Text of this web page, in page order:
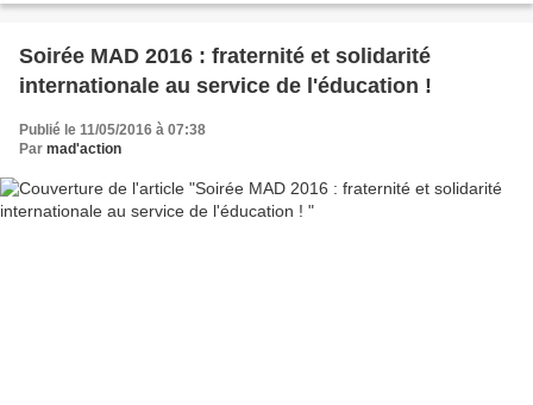
Soirée MAD 2016 : fraternité et solidarité
internationale au service de l'éducation !
Publié le 11/05/2016 à 07:38
Par mad'action